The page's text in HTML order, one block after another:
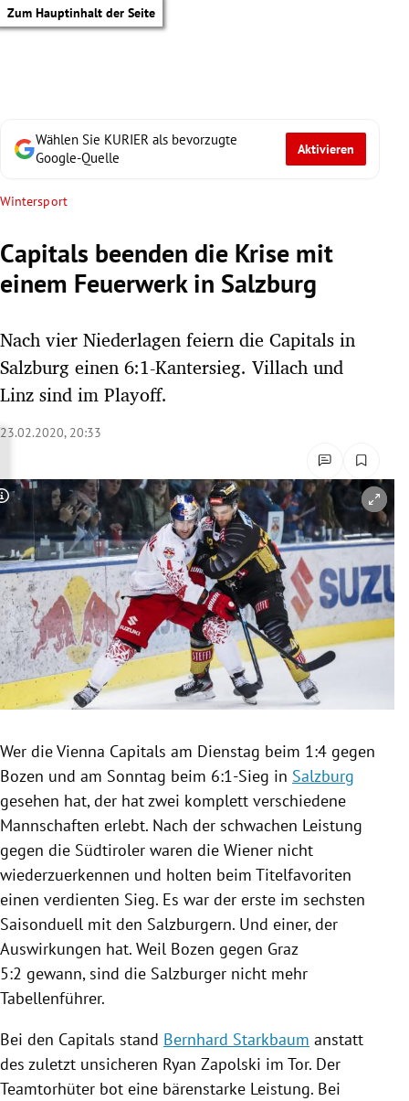
Zum Hauptinhalt der Seite
Untermenü
Untermenü
Untermenü
Untermenü
Untermenü
Untermenü
Untermenü
Untermenü
Wählen Sie KURIER als bevorzugte
Google-Quelle
Aktivieren
Wintersport
Capitals beenden die Krise mit
einem Feuerwerk in Salzburg
Nach vier Niederlagen feiern die Capitals in
Salzburg einen 6:1-Kantersieg. Villach und
Linz sind im Playoff.
23.02.2020, 20:33
Copyright-Hinweis öffnen/schließen
Wer dieVienna Capitals am Dienstag beim 1:4 gegen
Bozen und am Sonntag beim 6:1-Sieg in Salzburg
gesehen hat, der hat zwei komplett verschiedene
Mannschaften erlebt. Nach der schwachen Leistung
gegen die Südtiroler waren die Wiener nicht
wiederzuerkennen und holten beim Titelfavoriten
einen verdienten Sieg. Es war der erste im sechsten
Saisonduell mit den Salzburgern. Und einer, der
Auswirkungen hat. Weil Bozen gegen Graz
5:2 gewann, sind die Salzburger nicht mehr
Tabellenführer.
Bei den Capitals stand Bernhard Starkbaum anstatt
des zuletzt unsicheren Ryan Zapolski im Tor. Der
Teamtorhüter bot eine bärenstarke Leistung. Bei